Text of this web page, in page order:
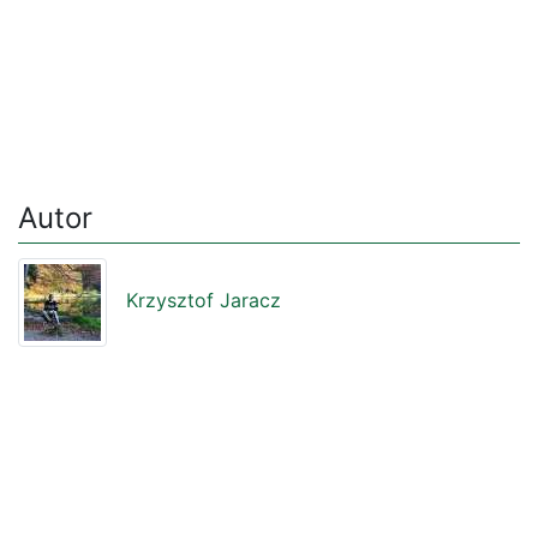
Autor
Krzysztof Jaracz